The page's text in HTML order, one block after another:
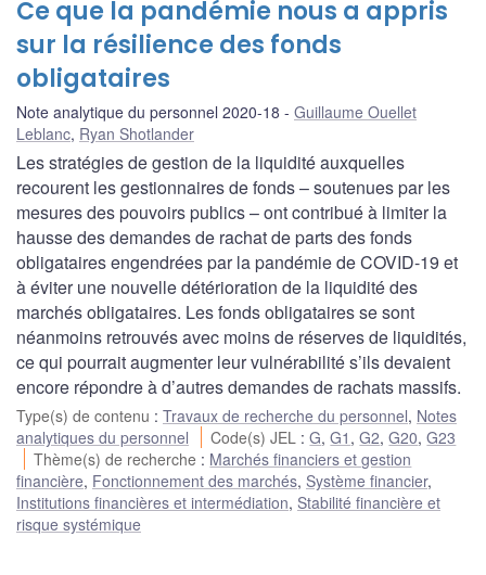
Ce que la pandémie nous a appris
sur la résilience des fonds
obligataires
Note analytique du personnel 2020-18
Guillaume Ouellet
Leblanc, Ryan Shotlander
Les stratégies de gestion de la liquidité auxquelles
recourent les gestionnaires de fonds – soutenues par les
mesures des pouvoirs publics – ont contribué à limiter la
hausse des demandes de rachat de parts des fonds
obligataires engendrées par la pandémie de COVID-19 et
à éviter une nouvelle détérioration de la liquidité des
marchés obligataires. Les fonds obligataires se sont
néanmoins retrouvés avec moins de réserves de liquidités,
ce qui pourrait augmenter leur vulnérabilité s’ils devaient
encore répondre à d’autres demandes de rachats massifs.
Type(s) de contenu : Travaux de recherche du personnel, Notes
analytiques du personnel
Code(s) JEL :G,G1 ,G2,G20,G23
Thème(s) de recherche : Marchés financiers et gestion
financière, Fonctionnement des marchés, Système financier,
Institutions financières et intermédiation, Stabilité financière et
risque systémique